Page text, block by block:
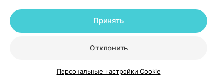
КаталогКорзинаИзбранноеПрофиль
день)):
- ощущение сердцебиения;
Редко (могут возникать не более чему 1 человека
- сомнолентность;
Отклонить
Принять
Персональные настройки Cookie